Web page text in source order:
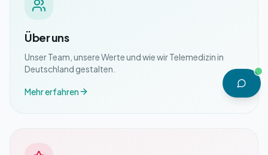
Über uns
Unser Team, unsere Werte und wie wir Telemedizin in
Deutschland gestalten.
Mehr erfahren